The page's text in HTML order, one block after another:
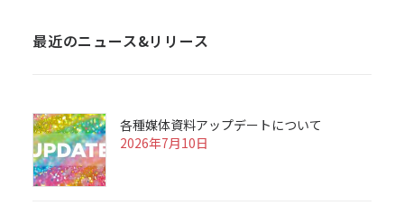
最近のニュース&リリース
各種媒体資料アップデートについて
2026年7月10日